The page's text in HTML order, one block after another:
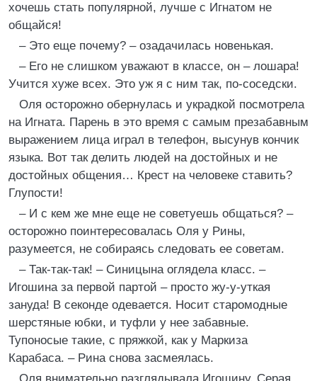
хочешь стать популярной, лучше с Игнатом не
общайся!
– Это еще почему? – озадачилась новенькая.
– Его не слишком уважают в классе, он – лошара!
Учится хуже всех. Это уж я с ним так, по-соседски.
Оля осторожно обернулась и украдкой посмотрела
на Игната. Парень в это время с самым презабавным
выражением лица играл в телефон, высунув кончик
языка. Вот так делить людей на достойных и не
достойных общения… Крест на человеке ставить?
Глупости!
– И с кем же мне еще не советуешь общаться? –
осторожно поинтересовалась Оля у Рины,
разумеется, не собираясь следовать ее советам.
– Так-так-так! – Синицына оглядела класс. –
Игошина за первой партой – просто жу-у-уткая
зануда! В секонде одевается. Носит старомодные
шерстяные юбки, и туфли у нее забавные.
Тупоносые такие, с пряжкой, как у Маркиза
Карабаса. – Рина снова засмеялась.